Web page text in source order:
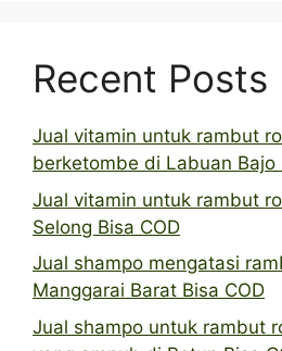
Recent Posts
Jual vitamin untuk rambut
berketombe di Labuan Bajo
Jual vitamin untuk rambut
Selong Bisa COD
Jual shampo mengatasi
Manggarai Barat Bisa COD
Jual shampo untuk rambut